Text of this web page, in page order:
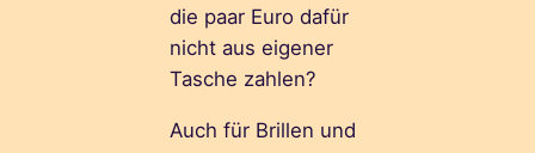
die paar Euro dafür
nicht aus eigener
Tasche zahlen?
Auch für Brillen und